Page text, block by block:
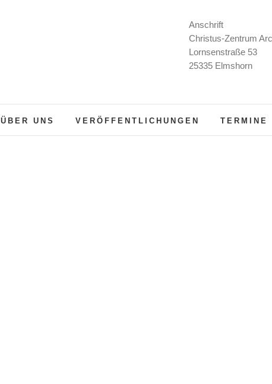
Anschrift
Christus-Zentrum
Lornsenstraße 53
25335 Elmshorn
ÜBER UNS VERÖFFENTLICHUNGEN TERMINE